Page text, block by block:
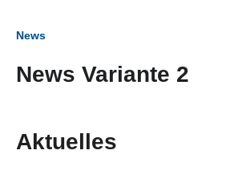
News
News Variante 2
Aktuelles